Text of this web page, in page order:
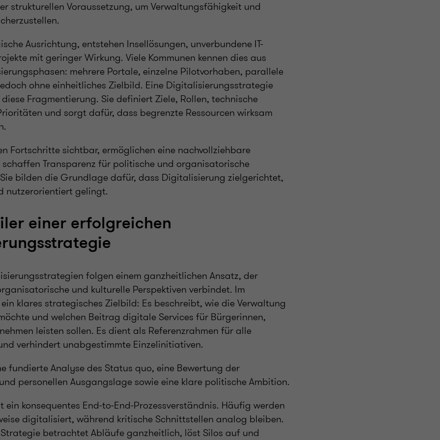
strukturellen Voraussetzung, um Verwaltungsfähigkeit und
Ausrichtung, entstehen Insellösungen, unverbundene IT-
mit geringer Wirkung. Viele Kommunen kennen dies aus
mehrere Portale, einzelne Pilotvorhaben, parallele
ohne einheitliches Zielbild. Eine Digitalisierungsstrategie
Fragmentierung. Sie definiert Ziele, Rollen, technische
und sorgt dafür, dass begrenzte Ressourcen wirksam
Fortschritte sichtbar, ermöglichen eine nachvollziehbare
Transparenz für politische und organisatorische
bilden die Grundlage dafür, dass Digitalisierung zielgerichtet,
nutzerorientiert gelingt.
einer erfolgreichen
folgen einem ganzheitlichen Ansatz, der
und kulturelle Perspektiven verbindet. Im
klares strategisches Zielbild: Es beschreibt, wie die Verwaltung
und welchen Beitrag digitale Services für Bürgerinnen,
leisten sollen. Es dient als Referenzrahmen für alle
verhindert unabgestimmte Einzelinitiativen.
fundierte Analyse des Status quo, eine Bewertung der
personellen Ausgangslage sowie eine klare politische Ambition.
ein konsequentes End-to-End-Prozessverständnis. Häufig werden
digitalisiert, während kritische Schnittstellen analog bleiben.
betrachtet Abläufe ganzheitlich, löst Silos auf und